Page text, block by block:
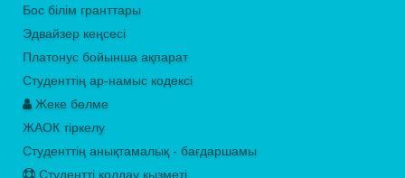
Бос білім гранттары
Эдвайзер кеңсесі
Платонус бойынша ақпарат
Студенттің ар-намыс кодексі
Жеке бөлме
ЖАОК тіркелу
Студенттің анықтамалық - бағдаршамы
Студентті қолдау қызметі